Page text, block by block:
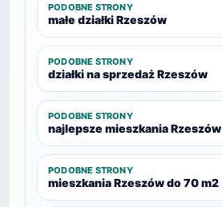
PODOBNE STRONY
małe działki Rzeszów
PODOBNE STRONY
działki na sprzedaż Rzeszów
PODOBNE STRONY
najlepsze mieszkania Rzeszów
PODOBNE STRONY
mieszkania Rzeszów do 70 m2